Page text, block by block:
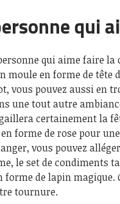
qui
qui aime faire la
moule en forme de tête
vous pouvez aussi en
une tout autre
certainement la
forme de rose pour
vous pouvez
le set de condiments
de lapin magique.
tournure.